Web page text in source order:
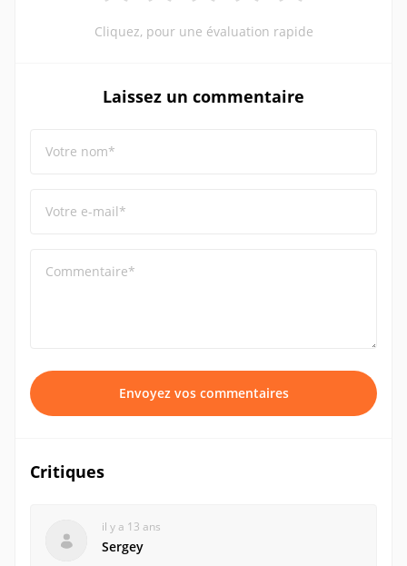
Cliquez, pour une évaluation rapide
Laissez un commentaire
Votre nom*
Votre e-mail*
Commentaire*
Envoyez vos commentaires
Critiques
il y a 13 ans
Sergey